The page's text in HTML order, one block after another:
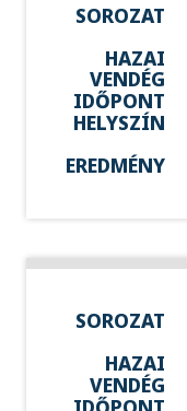
SOROZAT
HAZAI
VENDÉG
IDŐPONT
HELYSZÍN
EREDMÉNY
SOROZAT
HAZAI
VENDÉG